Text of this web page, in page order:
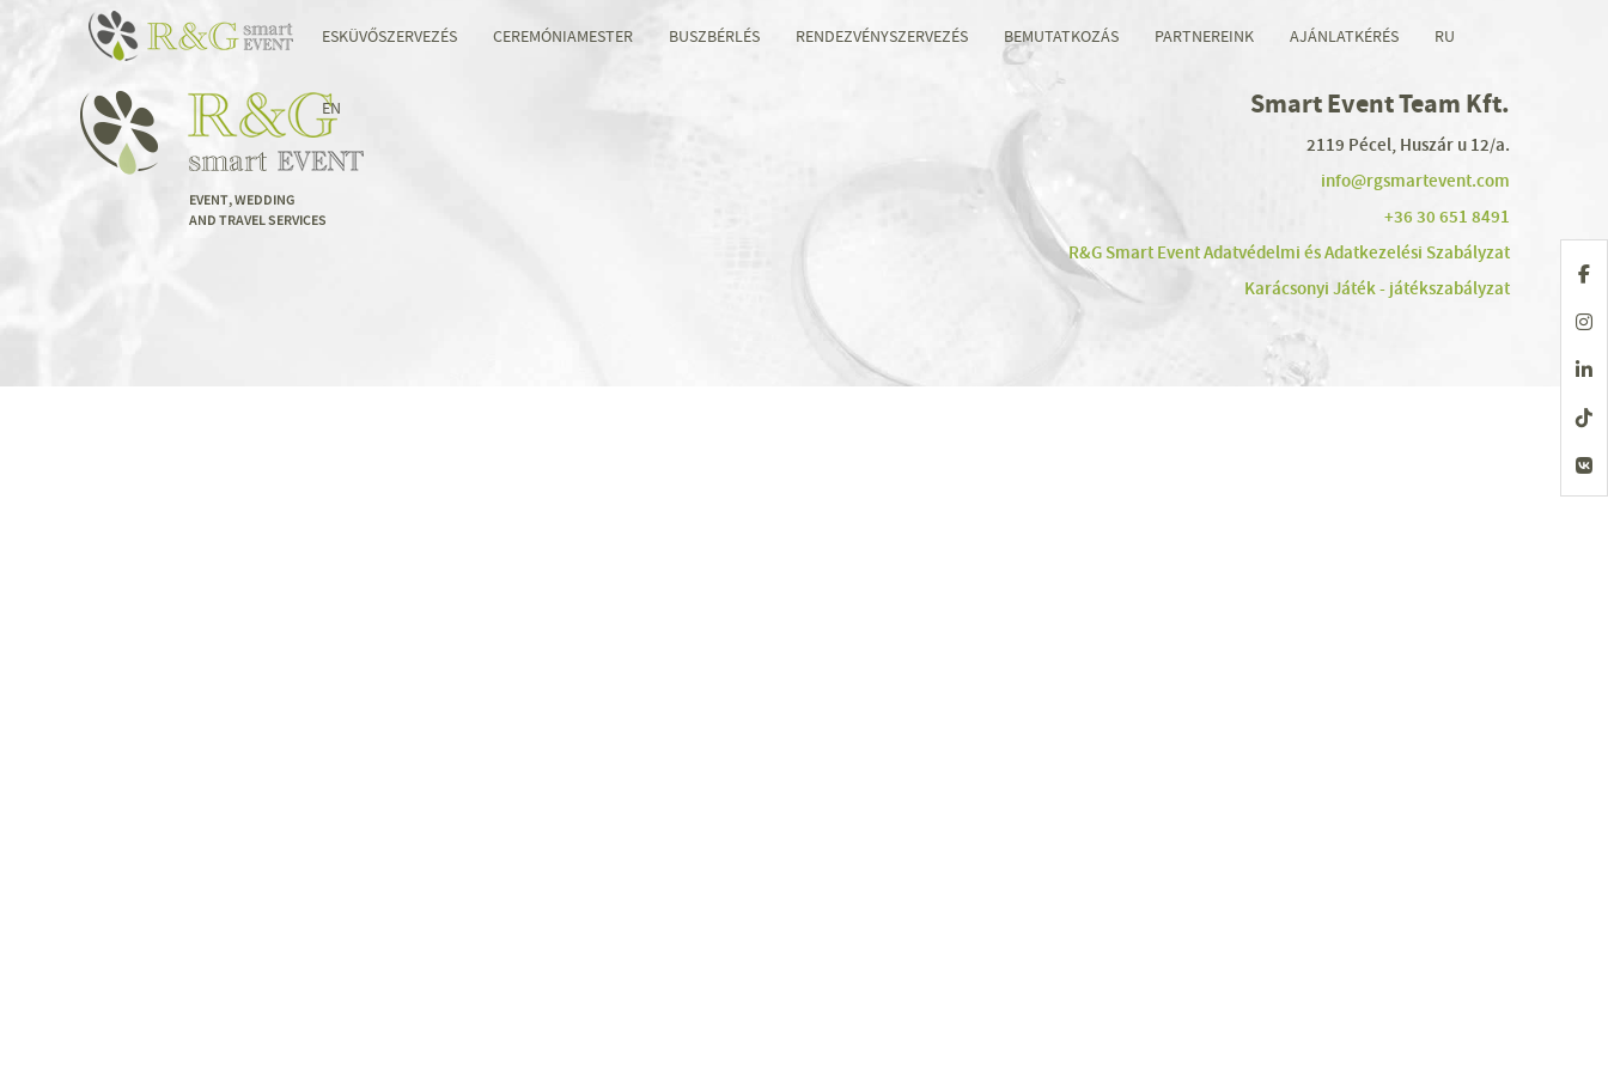
ESKÜVŐSZERVEZÉS CEREMÓNIAMESTER BUSZBÉRLÉS RENDEZVÉNYSZERVEZÉS BEMUTATKOZÁS PARTNEREINK AJÁNLATKÉRÉS RU
EN Smart Event Team Kft.
2119 Pécel, Huszár u 12/a.
info@rgsmartevent.com
+36 30 651 8491
R&G Smart Event Adatvédelmi és Adatkezelési Szabályzat
Karácsonyi Játék - játékszabályzat